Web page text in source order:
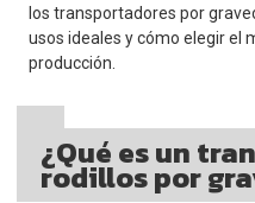
los transportadores por
usos ideales y cómo elegir el
producción.
¿Qué es un
rodillos por